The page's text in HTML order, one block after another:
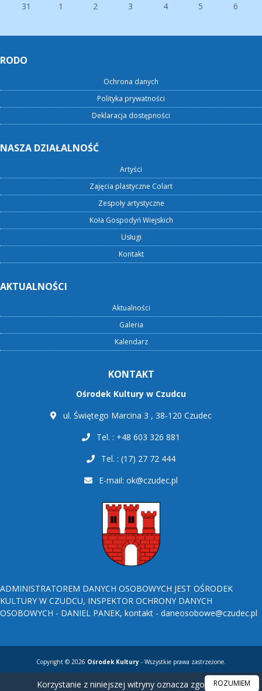
31
1 2 3 4 5 6
RODO
Ochrona danych
Polityka prywatności
Deklaracja dostępności
NASZA DZIAŁALNOŚĆ
Artyści
Zajęcia plastyczne Colart
Zespoły artystyczne
Koła Gospodyń Wiejskich
Usługi
Kontakt
AKTUALNOŚCI
Aktualności
Galeria
Kalendarz
KONTAKT
Ośrodek Kultury w Czudcu
ul. Świętego Marcina 3 , 38-120 Czudec
Tel. : +48 603 326 881
Tel. : (17) 27 72 444
E-mail: ok@czudec.pl
ADMINISTRATOREM DANYCH OSOBOWYCH JEST OŚRODEK
KULTURY W CZUDCU, INSPEKTOR OCHRONY DANYCH
OSOBOWYCH - DANIEL PANEK, kontakt - daneosobowe@czudec.pl
Copyright © 2026 Ośrodek Kultury - Wszystkie prawa zastrzeżone.
Korzystanie z niniejszej witryny oznacza zgodę naROZUMIEM